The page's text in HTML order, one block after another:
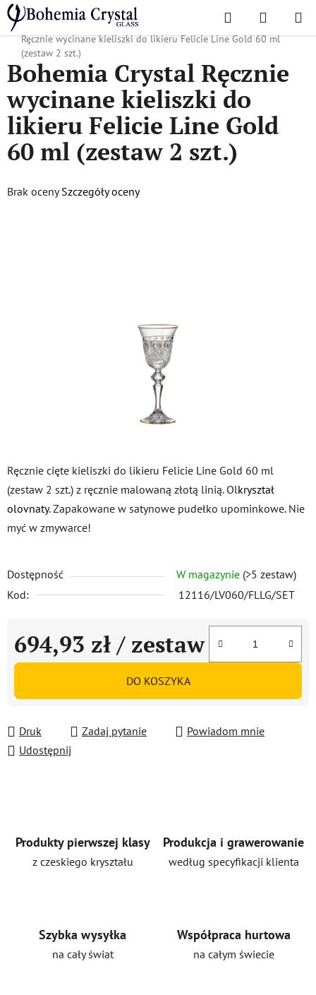
Przejść
do
treści
Szukaj KOSZYK
Home
/ Popularne kolekcje / Złota linia Felicia
Bohemia Crystal
Ręcznie wycinane kieliszki do likieru Felicie Line Gold 60 ml
(zestaw 2 szt.)
Ręcznie cięte kieliszki do likieru Felicie Line Gold 60 ml
(zestaw 2 szt.) z ręcznie malowaną złotą linią. Olkryształ
olovnaty. Zapakowane w satynowe pudełko upominkowe. Nie
myć w zmywarce!
Dostępność W magazynie (>5 zestaw)
Kod:
12116/LV060/FLLG/SET
694,93 zł / zestaw
Cena jednostkowa:
DO KOSZYKA
Druk Zadaj pytanie
Powiadom mnie
Udostępnij
Bohemia Crystal Ręcznie
wycinane kieliszki do
likieru Felicie Line Gold
60 ml (zestaw 2 szt.)
Średnia
Brak oceny Szczegóły oceny
Produkty pierwszej klasy
z czeskiego kryształu
Produkcja i grawerowanie
według specyfikacji klienta
Szybka wysyłka
na cały świat
Współpraca hurtowa
na całym świecie